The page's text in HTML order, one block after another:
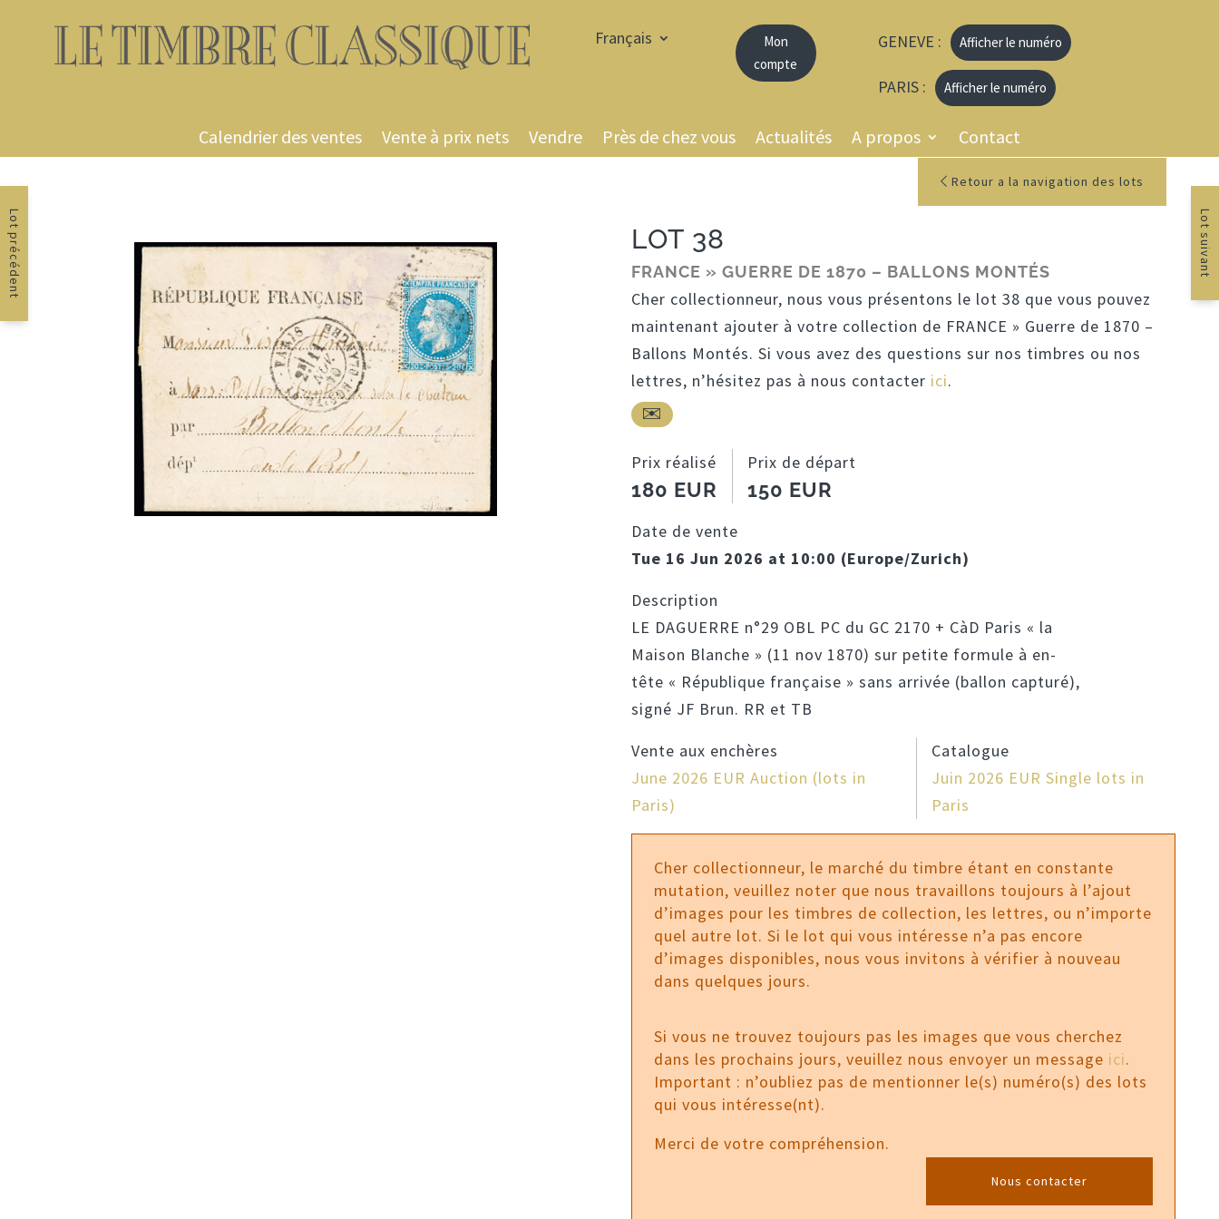
Français
Mon
compte
GENEVE : Afficher le numéro
PARIS : Afficher le numéro
Calendrier des ventes Vente à prix nets Vendre Près de chez vous Actualités A propos Contact
Retour a la navigation des lots
Lot précédent Lot suivant
LOT 38
FRANCE » GUERRE DE 1870 – BALLONS MONTÉS
Cher collectionneur, nous vous présentons le lot 38 que vous pouvez
maintenant ajouter à votre collection de FRANCE » Guerre de 1870 –
Ballons Montés. Si vous avez des questions sur nos timbres ou nos
lettres, n’hésitez pas à nous contacter ici.
Prix réalisé
180 EUR
Prix de départ
150 EUR
Date de vente
Tue 16 Jun 2026 at 10:00 (Europe/Zurich)
Description
LE DAGUERRE n°29 OBL PC du GC 2170 + CàD Paris « la
Maison Blanche » (11 nov 1870) sur petite formule à en-
tête « République française » sans arrivée (ballon capturé),
signé JF Brun. RR et TB
Vente aux enchères
June 2026 EUR Auction (lots in
Paris)
Catalogue
Juin 2026 EUR Single lots in
Paris
Cher collectionneur, le marché du timbre étant en constante
mutation, veuillez noter que nous travaillons toujours à l’ajout
d’images pour les timbres de collection, les lettres, ou n’importe
quel autre lot. Si le lot qui vous intéresse n’a pas encore
d’images disponibles, nous vous invitons à vérifier à nouveau
dans quelques jours.
Si vous ne trouvez toujours pas les images que vous cherchez
dans les prochains jours, veuillez nous envoyer un message ici.
Important : n’oubliez pas de mentionner le(s) numéro(s) des lots
qui vous intéresse(nt).
Merci de votre compréhension.
Nous contacter